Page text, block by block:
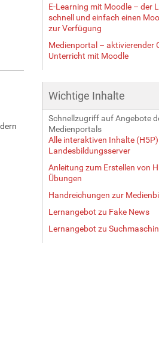
E-Learning mit Moodle – der
schnell und einfach einen
zur Verfügung
Medienportal – aktivierender
Unterricht mit Moodle
Wichtige Inhalte
Schnellzugriff auf Angebote
Medienportals
Alle interaktiven Inhalte
Landesbildungsserver
Anleitung zum Erstellen von
Übungen
Handreichungen zur
Lernangebot zu Fake News
Lernangebot zu